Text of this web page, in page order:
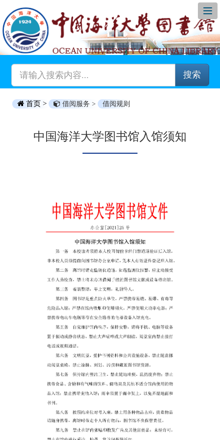
搜索
首页 > 借阅服务 > 借阅规则
中国海洋大学图书馆入馆须知